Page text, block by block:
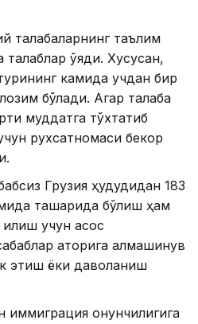
талабаларнинг таълим
қўяди. Хусусан,
камида учдан бир
бўлади. Агар талаба
муддатга тўхтатиб
рухсатномаси бекор
Грузия ҳудудидан 183
ташқарида бўлиш ҳам
учун асос
қаторига алмашинув
этиш ёки даволаниш
қонунчилигига